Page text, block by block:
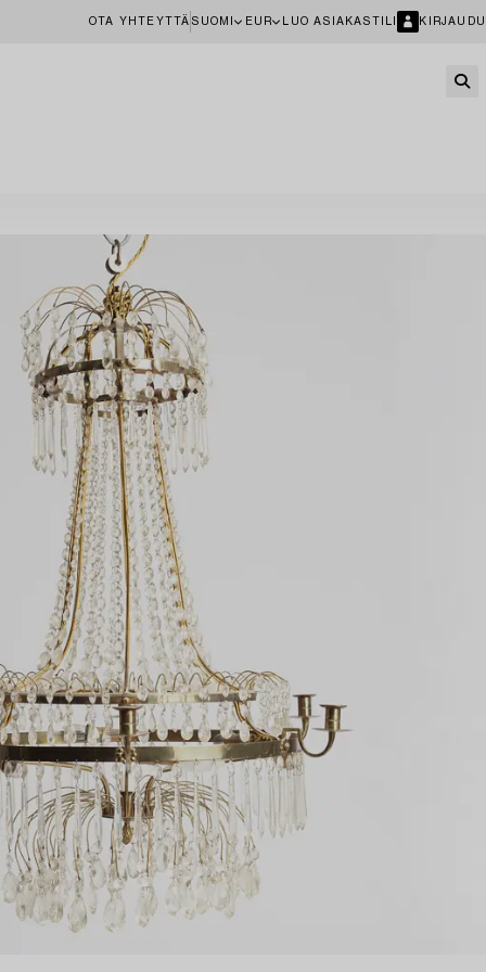
OTA YHTEYTTÄ SUOMI EUR LUO ASIAKASTILI KIRJAUDU